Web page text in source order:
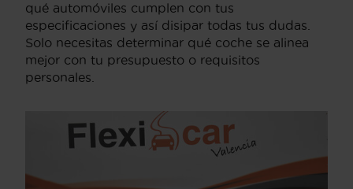
qué automóviles cumplen con tus
especificaciones y así disipar todas tus dudas.
Solo necesitas determinar qué coche se alinea
mejor con tu presupuesto o requisitos
personales.